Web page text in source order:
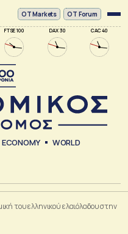
FTSE 100 DAX 30 CAC 40
ΟΤ Markets OT Forum
ECONOMY WORLD
του ελληνικού ελαιόλαδου στην